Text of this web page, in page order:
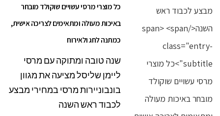
כל מוצרי מרסי עשויים שוקולד מובחר
באיכות מעולה ומתאימים לצריכה אישית,
כמתנה לחג ולאירוח
שנה טובה ומתוקה עם מרסי
ליימן שליסל מציעה את מגוון
בונבוניירות מרסי במחירי מבצע
לכבוד ראש השנה